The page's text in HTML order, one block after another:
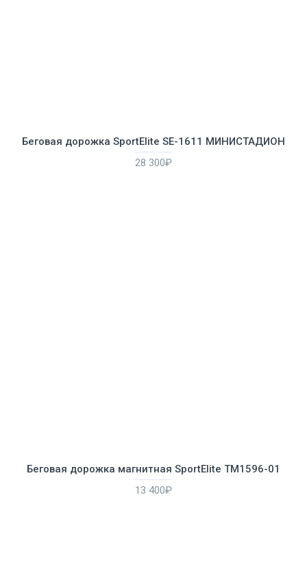
Беговая дорожка SportElite SE-1611 МИНИСТАДИОН
28 300₽
Беговая дорожка магнитная SportElite TM1596-01
13 400₽